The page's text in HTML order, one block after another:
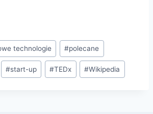
technologie #polecane
#start-up #TEDx #Wikipedia